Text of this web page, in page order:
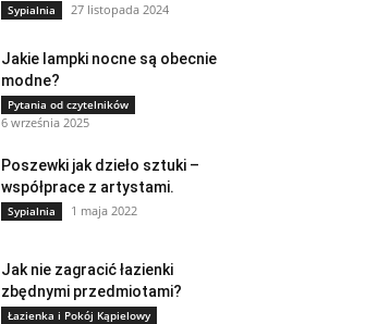
Sypialnia 27 listopada 2024
Jakie lampki nocne są obecnie
modne?
Pytania od czytelników
6 września 2025
Poszewki jak dzieło sztuki –
współprace z artystami.
Sypialnia 1 maja 2022
Jak nie zagracić łazienki
zbędnymi przedmiotami?
Łazienka i Pokój Kąpielowy